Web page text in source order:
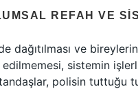
REFAH VE
dağıtılması ve
sistemin
polisin tuttuğu